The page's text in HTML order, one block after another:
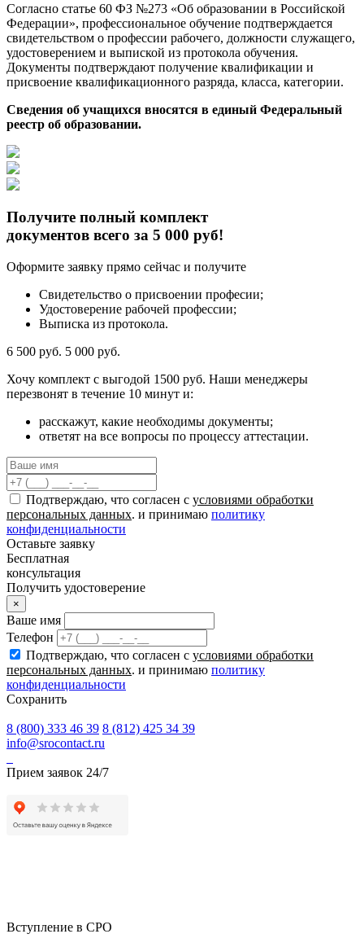
Согласно статье 60 ФЗ №273 «Об образовании в Российской
Федерации», профессиональное обучение подтверждается
свидетельством о профессии рабочего, должности служащего,
удостоверением и выпиской из протокола обучения.
Документы подтверждают получение квалификации и
присвоение квалификационного разряда, класса, категории.
Сведения об учащихся вносятся в единый Федеральный
реестр об образовании.
Получите полный комплект
документов всего за 5 000 руб!
Оформите заявку прямо сейчас и получите
Свидетельство о присвоении професии;
Удостоверение рабочей профессии;
Выписка из протокола.
6 500 руб. 5 000 руб.
Хочу комплект с выгодой 1500 руб. Наши менеджеры
перезвонят в течение 10 минут и:
расскажут, какие необходимы документы;
ответят на все вопросы по процессу аттестации.
Подтверждаю, что согласен с условиями обработки
персональных данных. и принимаю политику
конфиденциальности
Оставьте заявку
Бесплатная
консультация
Получить удостоверение
×
Ваше имя
Телефон
Подтверждаю, что согласен с условиями обработки
персональных данных. и принимаю политику
конфиденциальности
Сохранить
8 (800) 333 46 39 8 (812) 425 34 39
info@srocontact.ru
Прием заявок 24/7
Вступление в СРО